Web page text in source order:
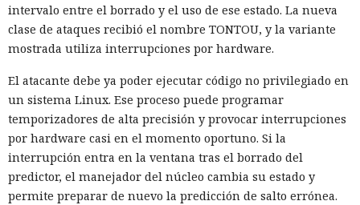
intervalo entre el borrado y el uso de ese estado. La nueva
clase de ataques recibió el nombre TONTOU, y la variante
mostrada utiliza interrupciones por hardware.
El atacante debe ya poder ejecutar código no privilegiado en
un sistema Linux. Ese proceso puede programar
temporizadores de alta precisión y provocar interrupciones
por hardware casi en el momento oportuno. Si la
interrupción entra en la ventana tras el borrado del
predictor, el manejador del núcleo cambia su estado y
permite preparar de nuevo la predicción de salto errónea.